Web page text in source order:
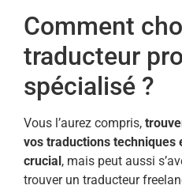
Comment
traducteur
spécialisé ?
Vous l’aurez compris,
vos traductions techniques
crucial , mais peut aussi
trouver un traducteur